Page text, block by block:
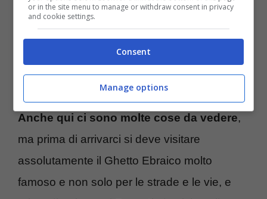
l’Isola Tiberina
, un piccolo spiazzo di terra in
mezzo al fiume Tevere, dove poi si passa a
Roma, e poco più avanti vi troverete al Foro
Romano.
Anche qui ci sono molte cose da vedere,
ma prima di arrivarci si deve visitare
assolutamente il Ghetto Ebraico molto
famoso e non solo per le strade e le vie, e
or in the site menu to manage or withdraw consent in privacy
and cookie settings.
Consent
Manage options